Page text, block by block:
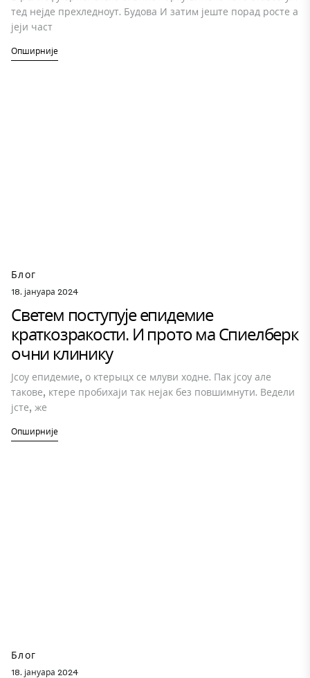
тед нејде прехледноут. Будова И затим јеште порад росте а
јеји част
Опширније
Блог
18. јануара 2024
Светем поступује епидемие
краткозракости. И прото ма Спиелберк
очни клинику
Јсоу епидемие, о ктерыцх се млуви ходне. Пак јсоу але
такове, ктере пробихаји так нејак без повшимнути. Ведели
јсте, же
Опширније
Блог
18. јануара 2024